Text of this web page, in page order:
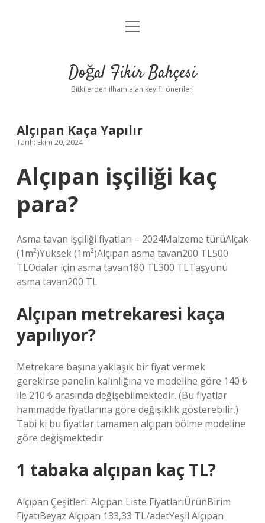
Anasayfa
Yasal Uyarı
menüyü
Doğal Fikir Bahçesi
Bitkilerden ilham alan keyifli öneriler!
Alçıpan Kaça Yapılır
Tarih: Ekim 20, 2024
Alçıpan işçiliği kaç
para?
Asma tavan işçiliği fiyatları – 2024Malzeme türüAlçak
(1m²)Yüksek (1m²)Alçıpan asma tavan200 TL500
TLOdalar için asma tavan180 TL300 TLTaşyünü
asma tavan200 TL
Alçıpan metrekaresi kaça
yapılıyor?
Metrekare başına yaklaşık bir fiyat vermek
gerekirse panelin kalınlığına ve modeline göre 140 ₺
ile 210 ₺ arasında değişebilmektedir. (Bu fiyatlar
hammadde fiyatlarına göre değişiklik gösterebilir.)
Tabi ki bu fiyatlar tamamen alçıpan bölme modeline
göre değişmektedir.
1 tabaka alçıpan kaç TL?
Alçıpan Çeşitleri: Alçıpan Liste FiyatlarıÜrünBirim
FiyatıBeyaz Alçıpan 133,33 TL/adetYeşil Alçıpan